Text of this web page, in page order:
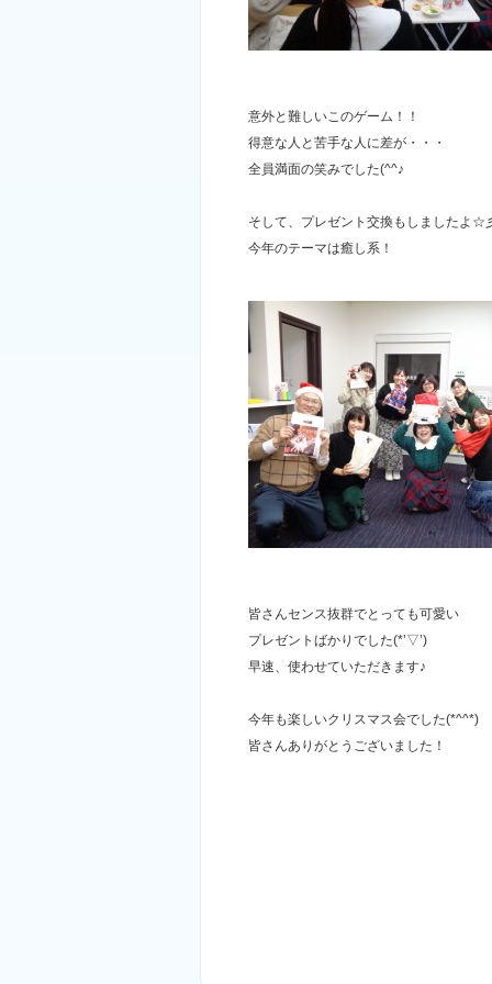
意外と難しいこのゲーム！！
得意な人と苦手な人に差が・・・
全員満面の笑みでした(^^♪
そして、プレゼント交換もしましたよ☆
今年のテーマは癒し系！
皆さんセンス抜群でとっても可愛い
プレゼントばかりでした(*’▽’)
早速、使わせていただきます♪
今年も楽しいクリスマス会でした(*^^*)
皆さんありがとうございました！